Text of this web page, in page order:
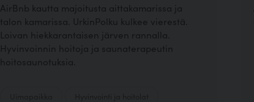
AirBnb kautta majoitusta aittakamarissa ja
talon kamarissa. UrkinPolku kulkee vierestä.
Loivan hiekkarantaisen järven rannalla.
Hyvinvoinnin hoitoja ja saunaterapeutin
hoitosaunotuksia.